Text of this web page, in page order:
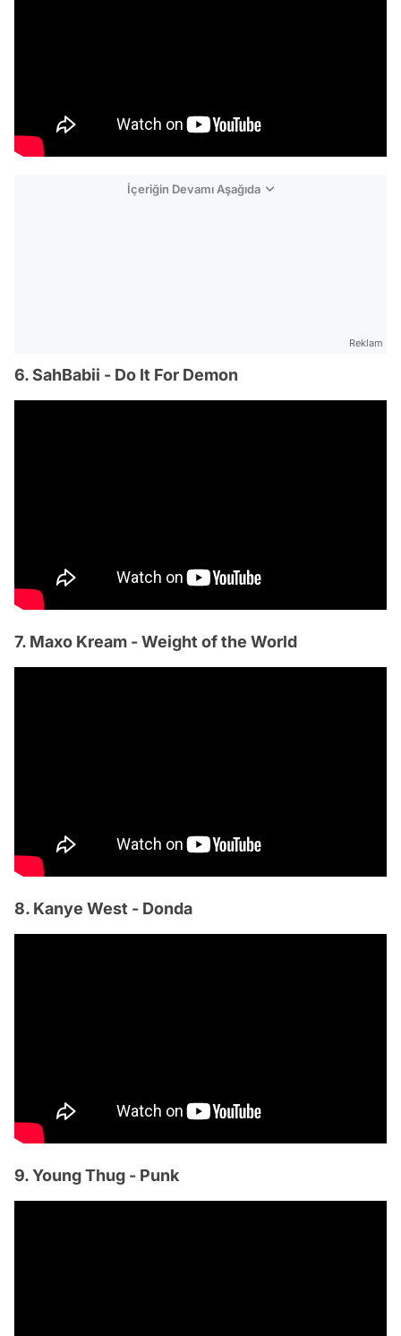
İçeriğin Devamı Aşağıda
Reklam
6. SahBabii - Do It For Demon
7. Maxo Kream - Weight of the World
8. Kanye West - Donda
9. Young Thug - Punk